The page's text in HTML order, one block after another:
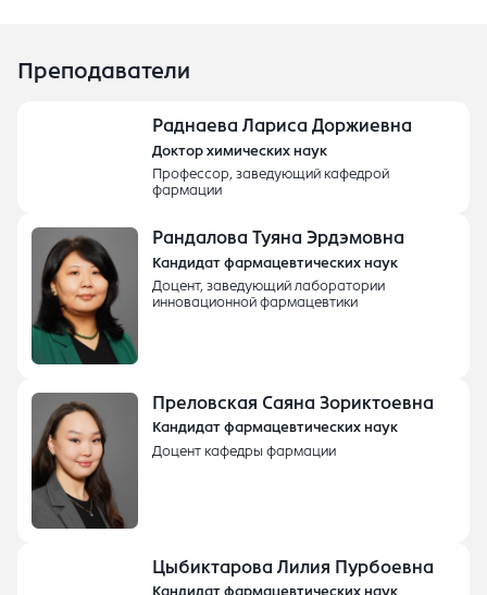
Преподаватели
Раднаева Лариса Доржиевна
Доктор химических наук
Профессор, заведующий кафедрой
фармации
Рандалова Туяна Эрдэмовна
Кандидат фармацевтических наук
Доцент, заведующий лаборатории
инновационной фармацевтики
Преловская Саяна Зориктоевна
Кандидат фармацевтических наук
Доцент кафедры фармации
Цыбиктарова Лилия Пурбоевна